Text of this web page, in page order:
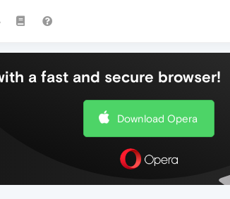
a fast and secure browser!
Download Opera